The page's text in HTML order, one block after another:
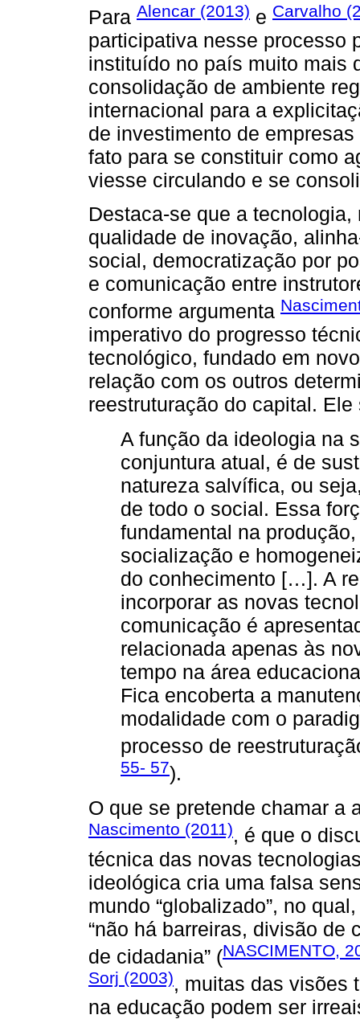
Para Alencar (2013) e Carvalho
participativa nesse processo
instituído no país muito mais
consolidação de ambiente
internacional para a
de investimento de
fato para se constituir como
viesse circulando e se
Destaca-se que a
qualidade de inovação,
social, democratização por
e comunicação entre
conforme argumenta
imperativo do progresso
tecnológico, fundado em
relação com os outros
reestruturação do capital. Ele
A função da ideologia na
conjuntura atual, é de
natureza salvífica, ou
de todo o social. Essa
fundamental na
socialização e
do conhecimento […]. A
incorporar as novas
comunicação é
relacionada apenas às
tempo na área
Fica encoberta a
modalidade com o
processo de
55- 57).
O que se pretende chamar a
Nascimento (2011), é que o
técnica das novas
ideológica cria uma falsa
mundo “globalizado”, no
“não há barreiras, divisão
de cidadania” (NASCIMENTO,
Sorj (2003), muitas das visões
na educação podem ser